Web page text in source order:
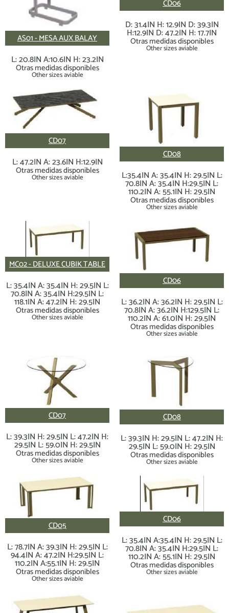
AS01 - MESA AUX BALAY
L: 20.8IN A:10.6IN H: 23.2IN
Otras medidas disponibles
Other sizes aviable
CD06
D: 31.4IN H: 12.9IN D: 39.3IN
H:12.9IN D: 47.2IN H: 17.7IN
Otras medidas disponibles
Other sizes aviable
CD07
L: 47.2IN A: 23.6IN H:12.9IN
Otras medidas disponibles
Other sizes aviable
CD08
L:35.4IN A: 35.4IN H: 29.5IN L:
70.8IN A: 35.4IN H:29.5IN L:
110.2IN A: 55.1IN H: 29.5IN
Otras medidas disponibles
Other sizes aviable
MC02 - DELUXE CUBIK TABLE
L: 35.4IN A: 35.4IN H: 29.5IN L:
70.8IN A: 35.4IN H:29.5IN L:
118.1IN A: 47.2IN H: 29.5IN
Otras medidas disponibles
Other sizes aviable
CD06
L: 36.2IN A: 36.2IN H: 29.5IN L:
70.8IN A: 36.2IN H:129.5IN L:
110.2IN A: 61.0IN H: 29.5IN
Otras medidas disponibles
Other sizes aviable
CD07
L: 39.3IN H: 29.5IN L: 47.2IN H:
29.5IN L: 59.0IN H: 29.5IN
Otras medidas disponibles
Other sizes aviable
CD08
L: 39.3IN H: 29.5IN L: 47.2IN H:
29.5IN L: 59.0IN H: 29.5IN
Otras medidas disponibles
Other sizes aviable
CD05
L: 78.7IN A: 39.3IN H: 29.5IN L:
94.4IN A: 47.2IN H:29.5IN L:
110.2IN A:55.1IN H: 29.5IN
Otras medidas disponibles
Other sizes aviable
CD06
L: 35.4IN A:35.4IN H: 29.5IN L:
70.8IN A: 35.4IN H:29.5IN L:
110.2IN A: 55.1IN H: 29.5IN
Otras medidas disponibles
Other sizes aviable